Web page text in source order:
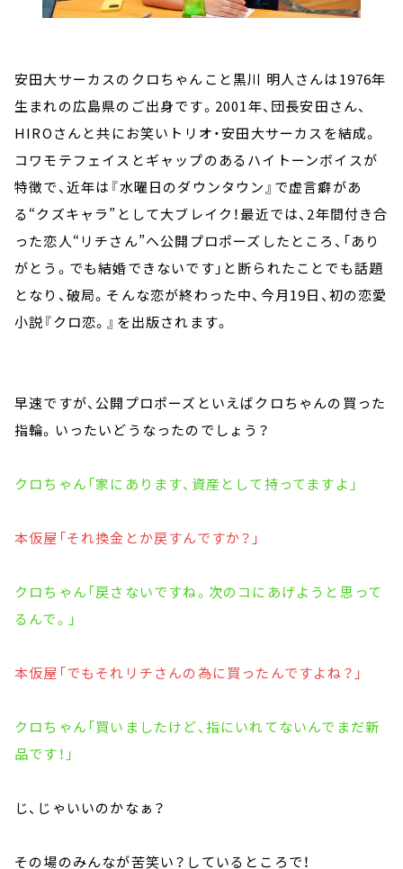
安田大サーカスのクロちゃんこと黒川 明人さんは1976年
生まれの広島県のご出身です。2001年、団長安田さん、
HIROさんと共にお笑いトリオ・安田大サーカスを結成。
コワモテフェイスとギャップのあるハイトーンボイスが
特徴で、近年は『水曜日のダウンタウン』で虚言癖があ
る“クズキャラ”として大ブレイク！最近では、2年間付き合
った恋人“リチさん”へ公開プロポーズしたところ、「あり
がとう。でも結婚できないです」と断られたことでも話題
となり、破局。そんな恋が終わった中、今月19日、初の恋愛
小説『クロ恋。』を出版されます。
早速ですが、公開プロポーズといえばクロちゃんの買った
指輪。いったいどうなったのでしょう？
クロちゃん「家にあります、資産として持ってますよ」
本仮屋「それ換金とか戻すんですか？」
クロちゃん「戻さないですね。次のコにあげようと思って
るんで。」
本仮屋「でもそれリチさんの為に買ったんですよね？」
クロちゃん「買いましたけど、指にいれてないんでまだ新
品です！」
じ、じゃいいのかなぁ？
その場のみんなが苦笑い？しているところで！